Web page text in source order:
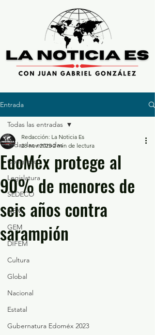
Entrada
Todas las entradas
Congreso
Legislatura
SEDECO
GEM
GEM
DIFEM
Cultura
Global
Nacional
Estatal
Gubernatura Edoméx 2023
Todas las entradas
EdoMéx protege al
90% de menores de
seis años contra
sarampión
Redacción: La Noticia Es
28 nov 2025 2 min de lectura